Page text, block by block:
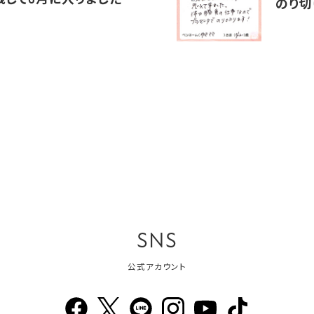
のり切
SNS
公式アカウント